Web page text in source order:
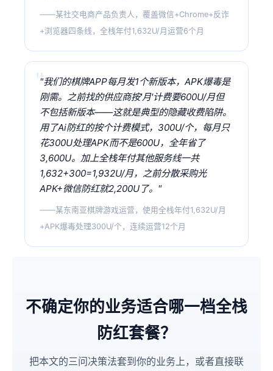
——某社交电商产品负责人，覆盖微信+Chrome+反诈
+浏览器四条线，全栈年付1,632U/月运营6个月
"我们的棋牌APP每月发1个新版本，APK爆毒是
刚需。之前找的供应商按'月'计费要600U/月但
不包括新版本——这就是典型的隐藏收费陷阱。
用了Ai防红的按个计费模式，300U/个，每月只
花300U处理APK而不是600U，全年省了
3,600U。加上全栈年付其他服务线一共
1,632+300=1,932U/月，之前分散采购光
APK+微信防红就2,200U了。"
——某东南亚棋牌游戏运营，使用全栈年付1,632U/月
+APK爆毒处理300U/个，连续运营12个月
不确定你的业务适合哪一档全栈
防红套餐？
把本文的三问决策法套到你的业务上，或者直接联